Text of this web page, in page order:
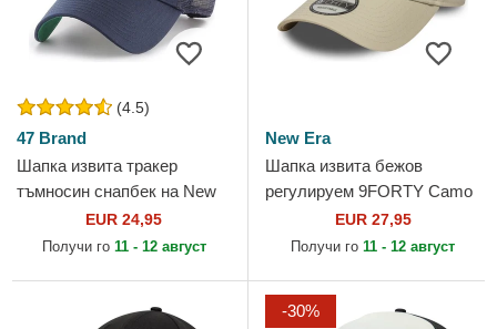
(4.5)
47 Brand
Шапка извита тракер
тъмносин снапбек на New
York Yankees MLB от 47
Brand
EUR 24,95
Получи го 11 - 12 август
New Era
Шапка извита бежов
регулируем 9FORTY Camo
Infill на New York Yankees
MLB от New Era
EUR 27,95
Получи го 11 - 12 август
-30%